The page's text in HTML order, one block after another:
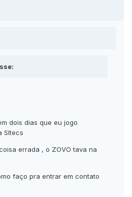
dois dias que eu jogo
SItecs
errada , o ZOVO tava na
faço pra entrar em contato